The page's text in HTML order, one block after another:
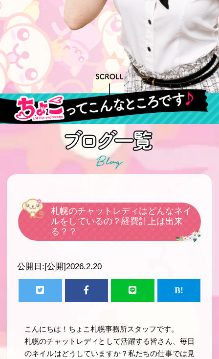
札幌のチャットレディはどんなネイ
ルをしているの？経費計上は出来
る？？
公開日:[公開]2026.2.20
こんにちは！ちょこ札幌事務所スタッフです。
札幌のチャットレディとして活躍する皆さん、毎日
のネイルはどうしていますか？私たちの仕事では見